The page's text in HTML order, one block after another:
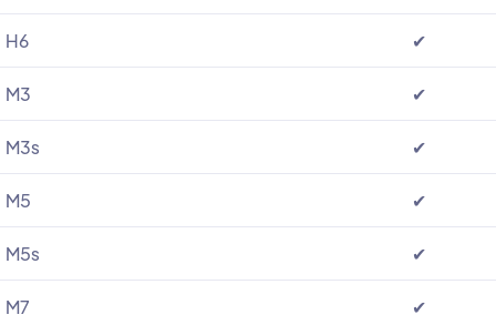
H6 ✔
M3 ✔
M3s ✔
M5 ✔
M5s ✔
M7 ✔